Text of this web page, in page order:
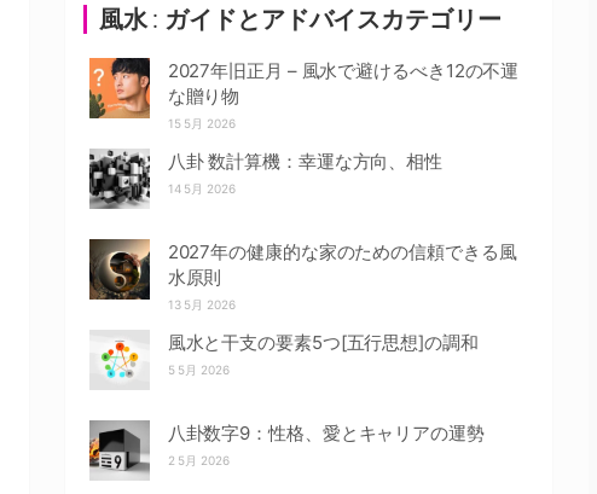
風水 : ガイドとアドバイスカテゴリー
2027年旧正月 – 風水で避けるべき12の不運
な贈り物
15 5月 2026
八卦 数計算機：幸運な方向、相性
14 5月 2026
2027年の健康的な家のための信頼できる風
水原則
13 5月 2026
風水と干支の要素5つ[五行思想]の調和
5 5月 2026
八卦数字9：性格、愛とキャリアの運勢
2 5月 2026